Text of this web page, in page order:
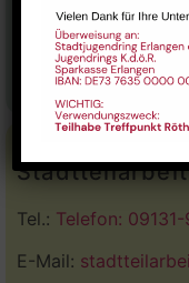
09131-9232777
E-Mail:
Stadtteilarbeit
Tel.: Telefon:
E-Mail: